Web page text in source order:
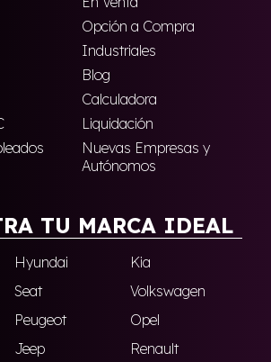
Opción a Compra
Industriales
Blog
Calculadora
Liquidación
Nuevas Empresas y
Autónomos
TU MARCA IDEAL
Hyundai
Kia
Seat
Volkswagen
Peugeot
Opel
Jeep
Renault